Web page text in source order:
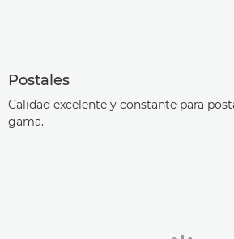
Postales
Calidad excelente y constante para
gama.